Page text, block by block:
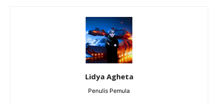
Lidya Agheta
Penulis Pemula